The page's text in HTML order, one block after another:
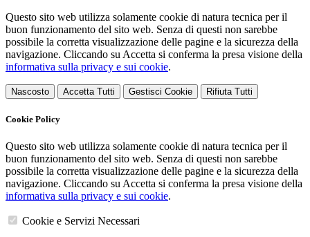
Questo sito web utilizza solamente cookie di natura tecnica per il
buon funzionamento del sito web. Senza di questi non sarebbe
possibile la corretta visualizzazione delle pagine e la sicurezza della
navigazione. Cliccando su Accetta si conferma la presa visione della
informativa sulla privacy e sui cookie.
Nascosto Accetta Tutti Gestisci Cookie Rifiuta Tutti
Cookie Policy
Questo sito web utilizza solamente cookie di natura tecnica per il
buon funzionamento del sito web. Senza di questi non sarebbe
possibile la corretta visualizzazione delle pagine e la sicurezza della
navigazione. Cliccando su Accetta si conferma la presa visione della
informativa sulla privacy e sui cookie.
Cookie e Servizi Necessari